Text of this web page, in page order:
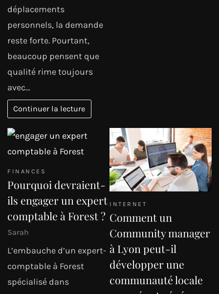
déplacements
personnels, la demande
reste forte. Pourtant,
beaucoup pensent que
qualité rime toujours
avec…
Continuer la lecture
FINANCES
Pourquoi devraient-
ils engager un expert
comptable à Forest ?
Sarah
L’embauche d’un expert-
comptable à Forest
spécialisé dans
INTERNET
Comment un
Community manager
à Lyon peut-il
développer une
communauté locale